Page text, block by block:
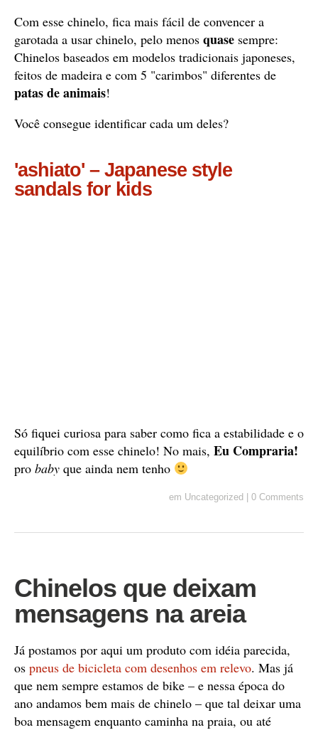
Com esse chinelo, fica mais fácil de convencer a
garotada a usar chinelo, pelo menos quase sempre:
Chinelos baseados em modelos tradicionais japoneses,
feitos de madeira e com 5 "carimbos" diferentes de
patas de animais!
Você consegue identificar cada um deles?
'ashiato' – Japanese style
sandals for kids
Só fiquei curiosa para saber como fica a estabilidade e o
equilíbrio com esse chinelo! No mais, Eu Compraria!
pro baby que ainda nem tenho
em Uncategorized 0 Comments
Chinelos que deixam
mensagens na areia
Já postamos por aqui um produto com idéia parecida,
os pneus de bicicleta com desenhos em relevo. Mas já
que nem sempre estamos de bike – e nessa época do
ano andamos bem mais de chinelo – que tal deixar uma
boa mensagem enquanto caminha na praia, ou até